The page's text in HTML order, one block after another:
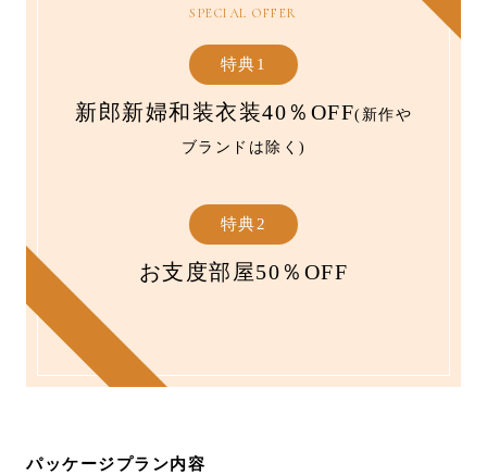
SPECIAL OFFER
特典1
新郎新婦和装衣装40％OFF(新作や
ブランドは除く)
特典2
お支度部屋50％OFF
パッケージプラン内容